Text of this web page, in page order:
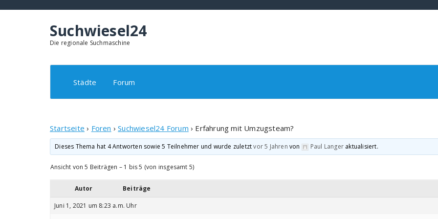
Suchwiesel24
Die regionale Suchmaschine
Städte Forum
Startseite › Foren › Suchwiesel24 Forum › Erfahrung mit Umzugsteam?
Dieses Thema hat 4 Antworten sowie 5 Teilnehmer und wurde zuletztvor 5 Jahren von Paul Langer aktualisiert.
Ansicht von 5 Beiträgen – 1 bis 5 (von insgesamt 5)
Autor Beiträge
Juni 1, 2021 um 8:23 a.m. Uhr